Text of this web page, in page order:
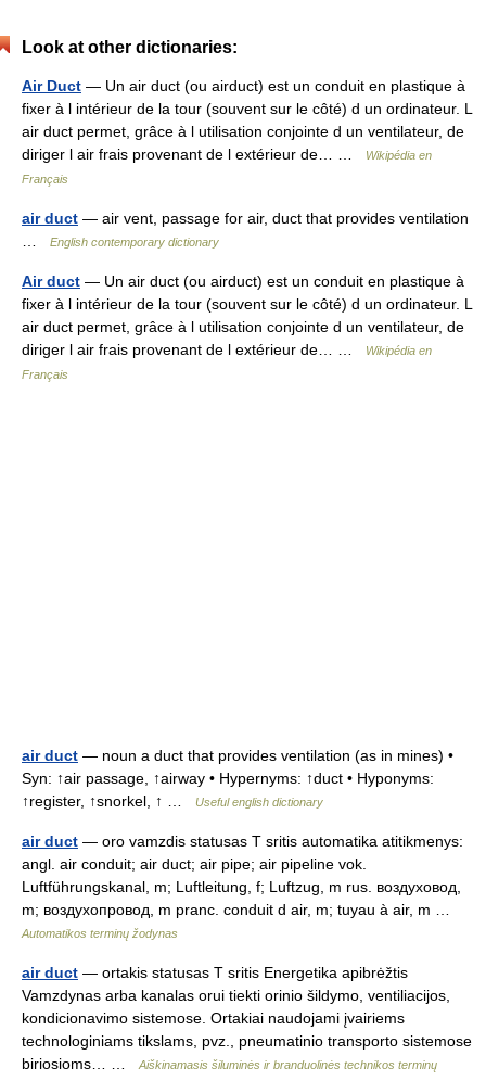
Look at other dictionaries:
Air Duct — Un air duct (ou airduct) est un conduit en plastique à
fixer à l intérieur de la tour (souvent sur le côté) d un ordinateur. L
air duct permet, grâce à l utilisation conjointe d un ventilateur, de
diriger l air frais provenant de l extérieur de… …
Wikipédia en
Français
air duct — air vent, passage for air, duct that provides ventilation
English contemporary dictionary
Air duct — Un air duct (ou airduct) est un conduit en plastique à
fixer à l intérieur de la tour (souvent sur le côté) d un ordinateur. L
air duct permet, grâce à l utilisation conjointe d un ventilateur, de
diriger l air frais provenant de l extérieur de… …
Wikipédia en
Français
air duct — noun a duct that provides ventilation (as in mines) •
Syn: ↑air passage, ↑airway • Hypernyms: ↑duct • Hyponyms:
↑register, ↑snorkel, ↑ …
Useful english dictionary
air duct — oro vamzdis statusas T sritis automatika atitikmenys:
angl. air conduit; air duct; air pipe; air pipeline vok.
Luftführungskanal, m; Luftleitung, f; Luftzug, m rus. воздуховод,
m; воздухопровод, m pranc. conduit d air, m; tuyau à air, m …
Automatikos terminų žodynas
air duct — ortakis statusas T sritis Energetika apibrėžtis
Vamzdynas arba kanalas orui tiekti orinio šildymo, ventiliacijos,
kondicionavimo sistemose. Ortakiai naudojami įvairiems
technologiniams tikslams, pvz., pneumatinio transporto sistemose
biriosioms… …
Aiškinamasis šiluminės ir branduolinės technikos terminų